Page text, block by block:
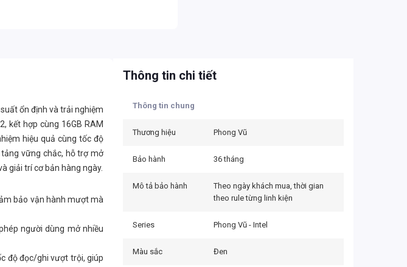
ổn định và trải nghiệm
kết hợp cùng 16GB RAM
hiệu quả cùng tốc độ
tảng vững chắc, hỗ trợ mở
giải trí cơ bản hàng ngày.
bảo vận hành mượt mà
người dùng mở nhiều
độ đọc/ghi vượt trội, giúp
Thông tin chi tiết
Thông tin chung
Thương hiệu Phong Vũ
Bảo hành 36 tháng
Mô tả bảo hành
Theo ngày khách mua, thời gian
theo rule từng linh kiện
Series Phong Vũ - Intel
Màu sắc Đen